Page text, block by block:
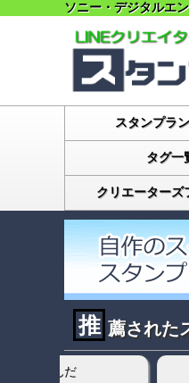
ソニー・デジタルエ
スタンプラ
タグ一
クリエーターズ
推 薦された
白ネコのあいうえ